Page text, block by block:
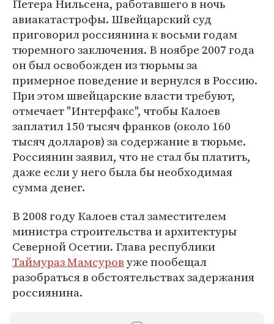
Петера Нильсена, работавшего в ночь
авиакатастрофы. Швейцарский суд
приговорил россиянина к восьми годам
тюремного заключения. В ноябре 2007 года
он был освобожден из тюрьмы за
примерное поведение и вернулся в Россию.
При этом швейцарские власти требуют,
отмечает "Интерфакс", чтобы Калоев
заплатил 150 тысяч франков (около 160
тысяч долларов) за содержание в тюрьме.
Россиянин заявил, что не стал бы платить,
даже если у него была бы необходимая
сумма денег.
В 2008 году Калоев стал заместителем
министра строительства и архитектуры
Северной Осетии. Глава республики
Таймураз Мамсуровуже пообещал
разобраться в обстоятельствах задержания
россиянина.